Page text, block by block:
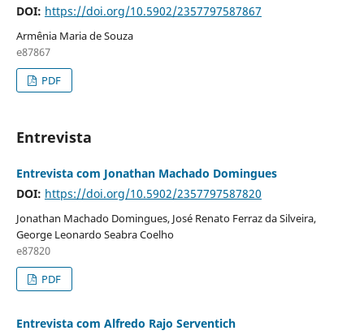
DOI: https://doi.org/10.5902/2357797587867
Armênia Maria de Souza
e87867
PDF
Entrevista
Entrevista com Jonathan Machado Domingues
DOI: https://doi.org/10.5902/2357797587820
Jonathan Machado Domingues, José Renato Ferraz da Silveira,
George Leonardo Seabra Coelho
e87820
PDF
Entrevista com Alfredo Rajo Serventich